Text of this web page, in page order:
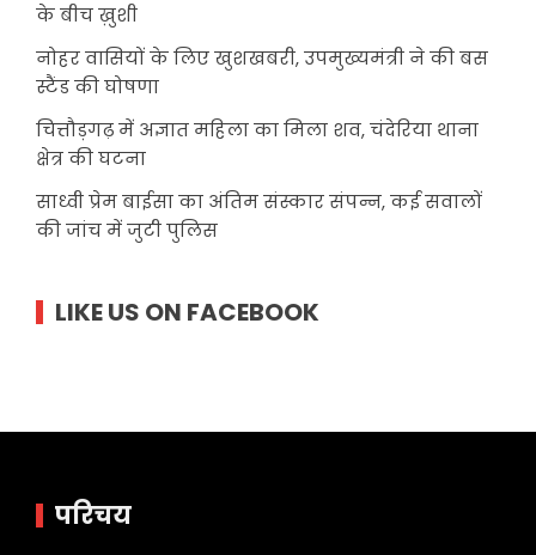
के बीच ख़ुशी
नोहर वासियों के लिए खुशखबरी, उपमुख्यमंत्री ने की बस
स्टैंड की घोषणा
चित्तौड़गढ़ में अज्ञात महिला का मिला शव, चंदेरिया थाना
क्षेत्र की घटना
साध्वी प्रेम बाईसा का अंतिम संस्कार संपन्न, कई सवालों
की जांच में जुटी पुलिस
LIKE US ON FACEBOOK
परिचय